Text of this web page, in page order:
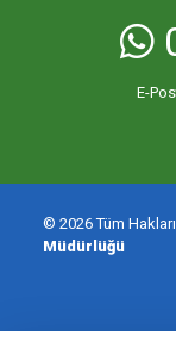
E-
© 2026 Tüm Hakları
Müdürlüğü